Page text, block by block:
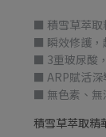
■ 積雪草萃取
■ 瞬效修護，
■ 3重玻尿酸
■ ARP賦活深
■ 無色素、無
積雪草萃取精